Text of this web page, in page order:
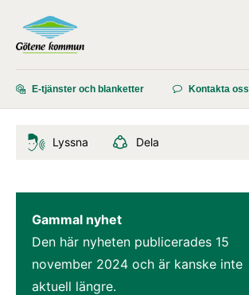
E-tjänster och blanketter Kontakta oss
Lyssna Dela
Gammal nyhet
Den här nyheten publicerades 15
november 2024 och är kanske inte
aktuell längre.